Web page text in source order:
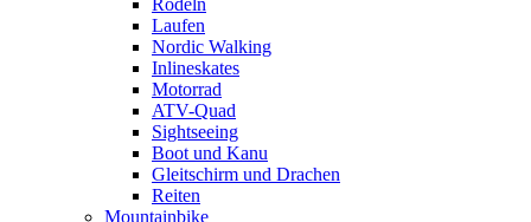
Laufen
Nordic Walking
Inlineskates
Motorrad
ATV-Quad
Sightseeing
Boot und Kanu
Gleitschirm und Drachen
Reiten
Mountainbike